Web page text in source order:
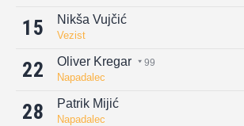
15 Nikša Vujčić
Vezist
22 Oliver Kregar 99
Napadalec
28 Patrik Mijić
Napadalec